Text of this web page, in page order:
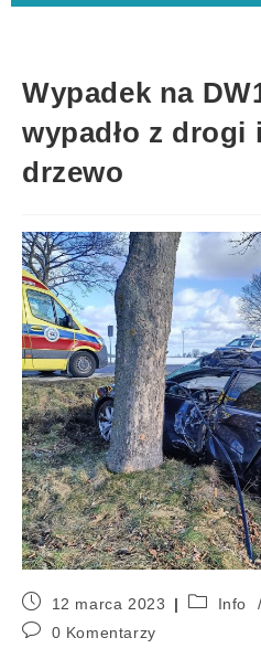
Wypadek na
wypadło z drogi
drzewo
12 marca 2023 Info /
0 Komentarzy